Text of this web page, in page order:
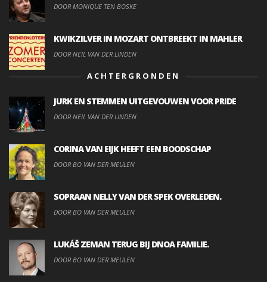
DOOR MONIQUE TEN BOSKE
KWIKZILVER IN MOZART ONTBREEKT IN MAHLER
DOOR NEIL VAN DER LINDEN
ACHTERGRONDEN
JURK EN STEMMEN UITGEVOUWEN VOOR PRIDE
DOOR NEIL VAN DER LINDEN
CORINA VAN EIJK HEEFT EEN BOODSCHAP
DOOR BO VAN DER MEULEN
SOPRAAN NELLY VAN DER SPEK OVERLEDEN.
DOOR BO VAN DER MEULEN
LUKÁŠ ZEMAN TERUG BIJ DNOA FAMILIE.
DOOR BO VAN DER MEULEN